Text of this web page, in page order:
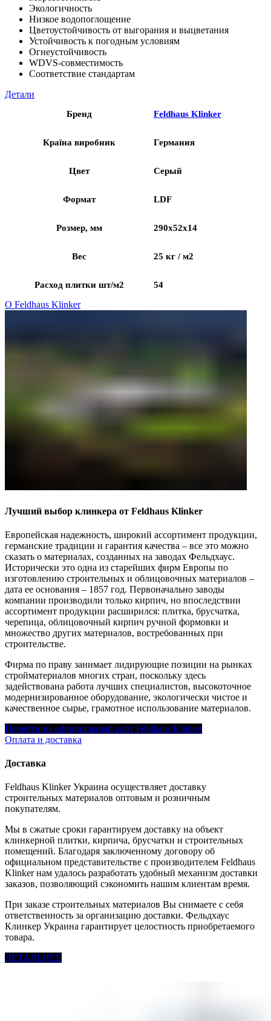
Экологичность
Низкое водопоглощение
Цветоустойчивость от выгорания и выцветания
Устойчивость к погодным условиям
Огнеустойчивость
WDVS-совместимость
Соответствие стандартам
Детали
Бренд Feldhaus Klinker
Країна виробник Германия
Цвет Серый
Формат LDF
Розмер, мм 290x52x14
Вес 25 кг / м2
Расход плитки шт/м2 54
О Feldhaus Klinker
Лучший выбор клинкера от Feldhaus Klinker
Европейская надежность, широкий ассортимент продукции,
германские традиции и гарантия качества – все это можно
сказать о материалах, созданных на заводах Фельдхаус.
Исторически это одна из старейших фирм Европы по
изготовлению строительных и облицовочных материалов –
дата ее основания – 1857 год. Первоначально заводы
компании производили только кирпич, но впоследствии
ассортимент продукции расширился: плитка, брусчатка,
черепица, облицовочный кирпич ручной формовки и
множество других материалов, востребованных при
строительстве.
Фирма по праву занимает лидирующие позиции на рынках
стройматериалов многих стран, поскольку здесь
задействована работа лучших специалистов, высокоточное
модернизированное оборудование, экологически чистое и
качественное сырье, грамотное использование материалов.
Перейти на официальный сайт Feldhaus Klinker
Оплата и доставка
Доставка
Feldhaus Klinker Украина осуществляет доставку
строительных материалов оптовым и розничным
покупателям.
Мы в сжатые сроки гарантируем доставку на объект
клинкерной плитки, кирпича, брусчатки и строительных
помещений. Благодаря заключенному договору об
официальном представительстве с производителем Feldhaus
Klinker нам удалось разработать удобный механизм доставки
заказов, позволяющий сэкономить нашим клиентам время.
При заказе строительных материалов Вы снимаете с себя
ответственность за организацию доставки. Фельдхаус
Клинкер Украина гарантирует целостность приобретаемого
товара.
ДЕТАЛЬНЕЕ